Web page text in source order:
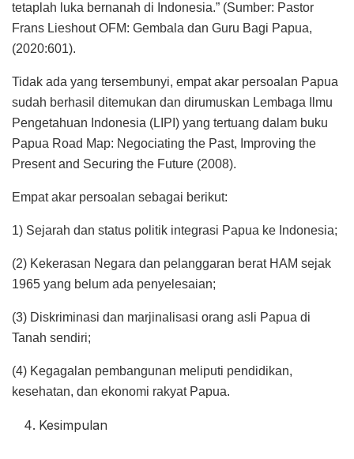
tetaplah luka bernanah di Indonesia.” (Sumber: Pastor
Frans Lieshout OFM: Gembala dan Guru Bagi Papua,
(2020:601).
Tidak ada yang tersembunyi, empat akar persoalan Papua
sudah berhasil ditemukan dan dirumuskan Lembaga Ilmu
Pengetahuan Indonesia (LIPI) yang tertuang dalam buku
Papua Road Map: Negociating the Past, Improving the
Present and Securing the Future (2008).
Empat akar persoalan sebagai berikut:
1) Sejarah dan status politik integrasi Papua ke Indonesia;
(2) Kekerasan Negara dan pelanggaran berat HAM sejak
1965 yang belum ada penyelesaian;
(3) Diskriminasi dan marjinalisasi orang asli Papua di
Tanah sendiri;
(4) Kegagalan pembangunan meliputi pendidikan,
kesehatan, dan ekonomi rakyat Papua.
Kesimpulan